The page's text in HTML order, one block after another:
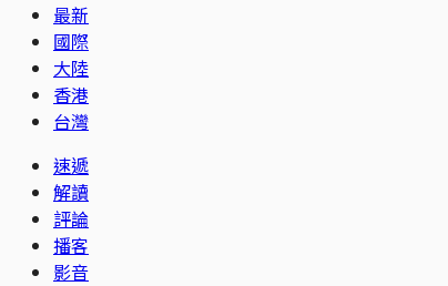
最新
國際
大陸
香港
台灣
速遞
解讀
評論
播客
影音